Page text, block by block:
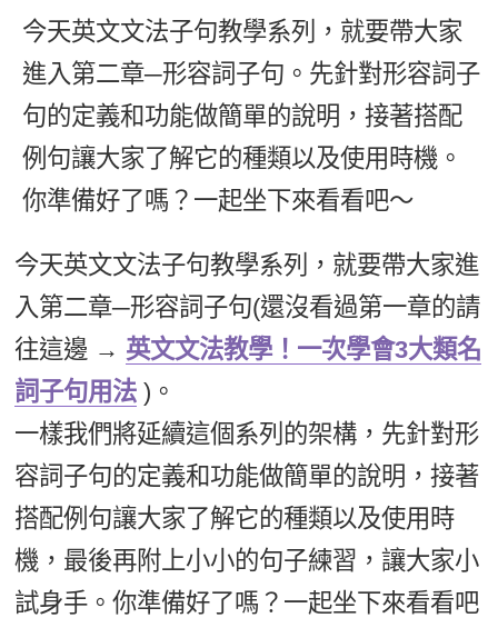
情境閱讀
英文文法技巧
英文寫作
Cengage TED Talks
CNN聽力強化
新聞英文
外語即時通
兒童美語
點讀筆教材
數位學習教材
今天英文文法子句教學系列，就要帶大家
進入第二章─形容詞子句。先針對形容詞子
句的定義和功能做簡單的說明，接著搭配
例句讓大家了解它的種類以及使用時機。
你準備好了嗎？一起坐下來看看吧～
今天英文文法子句教學系列，就要帶大家進
入第二章─形容詞子句(還沒看過第一章的請
往這邊 → 英文文法教學！一次學會3大類名
詞子句用法 )。
一樣我們將延續這個系列的架構，先針對形
容詞子句的定義和功能做簡單的說明，接著
搭配例句讓大家了解它的種類以及使用時
機，最後再附上小小的句子練習，讓大家小
試身手。你準備好了嗎？一起坐下來看看吧